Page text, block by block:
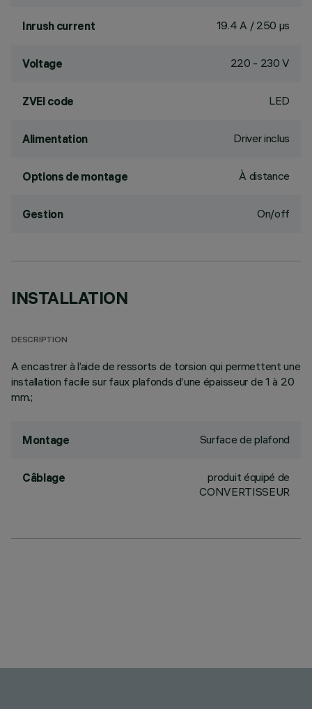
Inrush current 19.4 A / 250 µs
Voltage 220 - 230 V
ZVEI code LED
Alimentation Driver inclus
Options de montage À distance
Gestion On/off
INSTALLATION
DESCRIPTION
A encastrer à l’aide de ressorts de torsion qui permettent une
installation facile sur faux plafonds d’une épaisseur de 1 à 20
mm.;
Montage Surface de plafond
Câblage
produit équipé de
CONVERTISSEUR